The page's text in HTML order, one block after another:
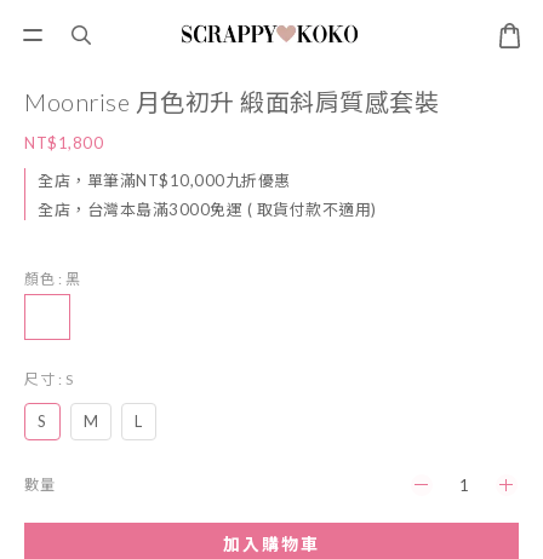
Moonrise 月色初升 緞面斜肩質感套裝
NT$1,800
全店，單筆滿NT$10,000九折優惠
全店，台灣本島滿3000免運 ( 取貨付款不適用)
顏色 : 黑
尺寸 : S
S M L
數量
加入購物車